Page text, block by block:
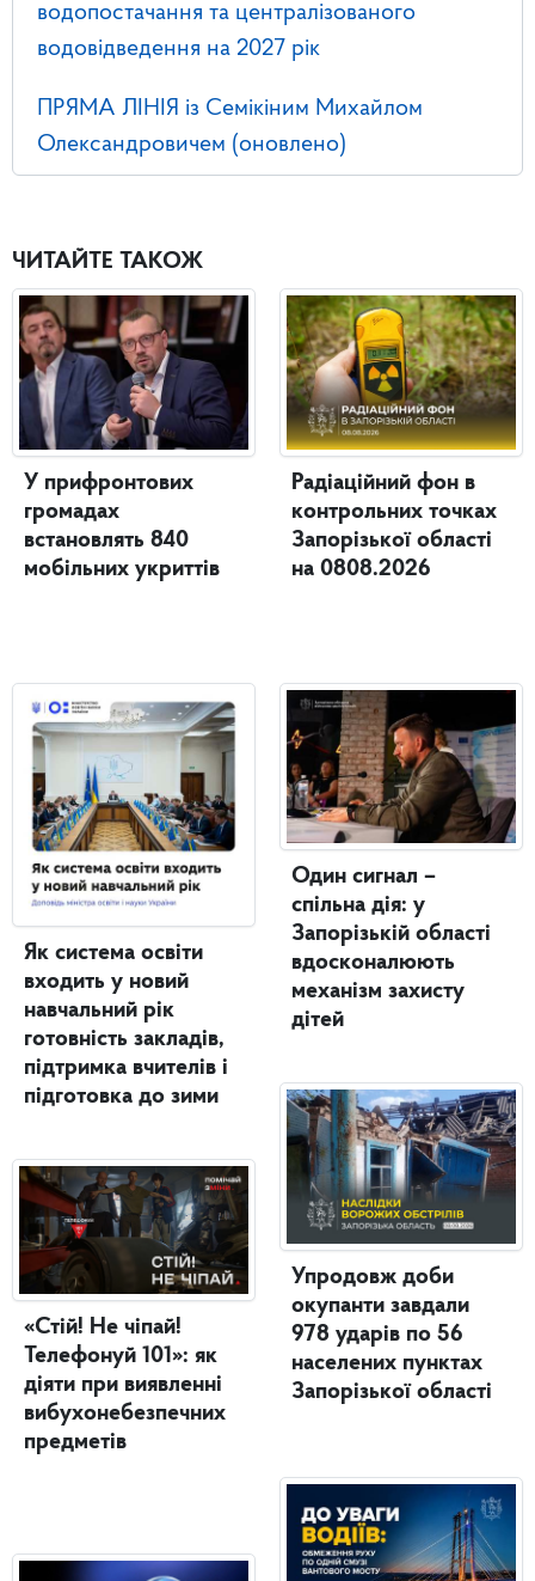
водопостачання та централізованого
водовідведення на 2027 рік
ПРЯМА ЛІНІЯ із Семікіним Михайлом
Олександровичем (оновлено)
ЧИТАЙТЕ ТАКОЖ
У прифронтових
громадах
встановлять 840
мобільних укриттів
Як система освіти
входить у новий
навчальний рік
готовність закладів,
підтримка вчителів і
підготовка до зими
«Стій! Не чіпай!
Телефонуй 101»: як
діяти при виявленні
вибухонебезпечних
предметів
Радіаційний фон в
контрольних точках
Запорізької області
на 0808.2026
Один сигнал –
спільна дія: у
Запорізькій області
вдосконалюють
механізм захисту
дітей
Упродовж доби
окупанти завдали
978 ударів по 56
населених пунктах
Запорізької області